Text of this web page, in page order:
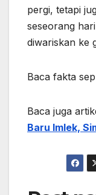
pergi, tetapi
seseorang
diwariskan ke
Baca fakta
Baca juga
Baru Imlek,